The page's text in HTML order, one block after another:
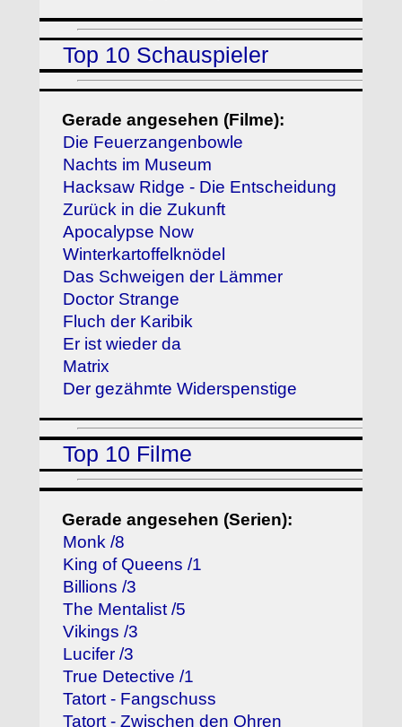
Top 10 Schauspieler
Gerade angesehen (Filme):
Die Feuerzangenbowle
Nachts im Museum
Hacksaw Ridge - Die Entscheidung
Zurück in die Zukunft
Apocalypse Now
Winterkartoffelknödel
Das Schweigen der Lämmer
Doctor Strange
Fluch der Karibik
Er ist wieder da
Matrix
Der gezähmte Widerspenstige
Top 10 Filme
Gerade angesehen (Serien):
Monk /8
King of Queens /1
Billions /3
The Mentalist /5
Vikings /3
Lucifer /3
True Detective /1
Tatort - Fangschuss
Tatort - Zwischen den Ohren